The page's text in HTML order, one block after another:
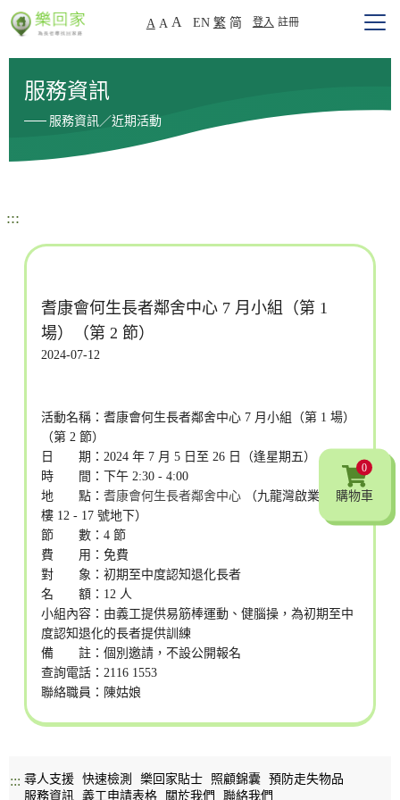
A A A EN 繁 简 登入 註冊
服務資訊
服務資訊／近期活動
:::
耆康會何生長者鄰舍中心 7 月小組（第 1
場）（第 2 節）
2024-07-12
活動名稱：耆康會何生長者鄰舍中心 7 月小組（第 1 場）
（第 2 節）
日 期：2024 年 7 月 5 日至 26 日（逢星期五）
時 間：下午 2:30 - 4:00
地 點：耆康會何生長者鄰舍中心 （九龍灣啟業邨啟裕
樓 12 - 17 號地下）
節 數：4 節
費 用：免費
對 象：初期至中度認知退化長者
名 額：12 人
小組內容：由義工提供易筋棒運動、健腦操，為初期至中
度認知退化的長者提供訓練
備 註：個別邀請，不設公開報名
查詢電話：2116 1553
聯絡職員：陳姑娘
0
購物車
::: 尋人支援 快速檢測 樂回家貼士 照顧錦囊
預防走失物品
服務資訊
義工申請表格 關於我們 聯絡我們